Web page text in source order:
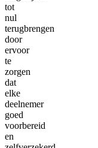
tot
nul
terugbrengen
door
ervoor
te
zorgen
dat
elke
deelnemer
goed
voorbereid
en